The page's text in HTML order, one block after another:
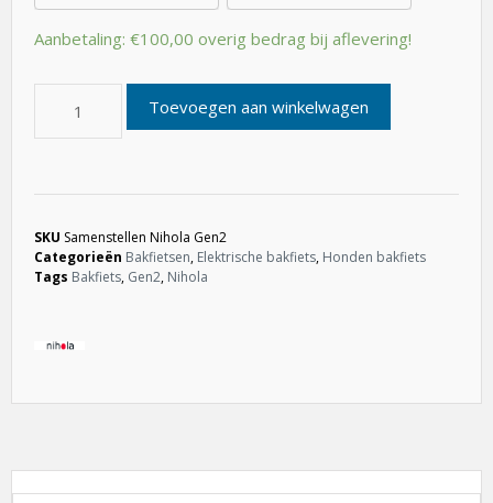
Aanbetaling: €100,00 overig bedrag bij aflevering!
Toevoegen aan winkelwagen
SKU Samenstellen Nihola Gen2
Categorieën Bakfietsen, Elektrische bakfiets, Honden bakfiets
Tags Bakfiets, Gen2, Nihola